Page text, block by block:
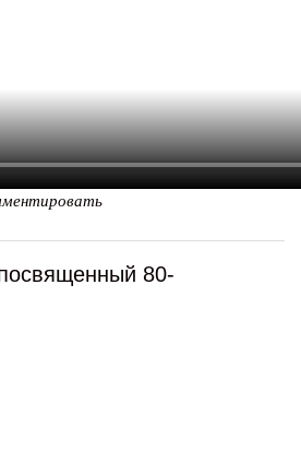
80-